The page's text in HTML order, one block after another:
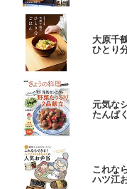
大原千
ひとり
元気な
たんぱ
これな
ハツ江